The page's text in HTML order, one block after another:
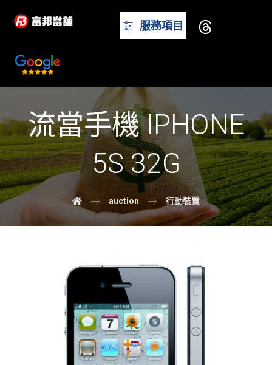
服務項目
流當手機 IPHONE
5S 32G
auction 行動裝置